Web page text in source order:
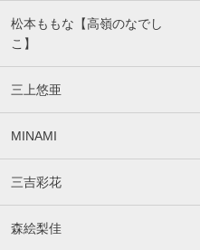
松本ももな【高嶺のなでし
こ】
三上悠亜
MINAMI
三吉彩花
森絵梨佳